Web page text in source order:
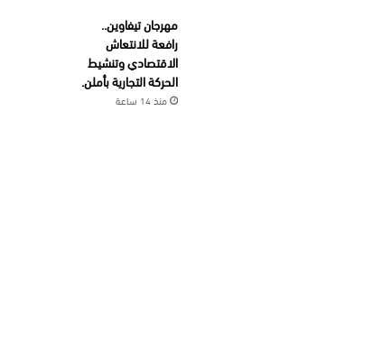
مهرجان تيفاوين..
رافعة للانتعاش
الاقتصادي وتنشيط
الحركة التجارية بأملن.
منذ 14 ساعة